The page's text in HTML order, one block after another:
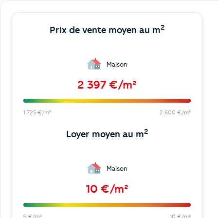
Prix de vente moyen au m2
Maison
2 397 €/m²
1 725 €/m² 2 600 €/m²
Loyer moyen au m2
Maison
10 €/m²
9 €/m² 10 €/m²